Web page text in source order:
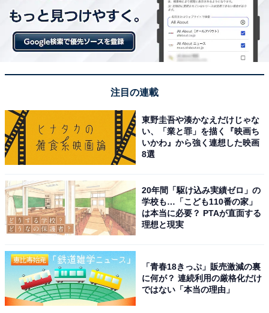
注目の連載
東野圭吾や湊かなえだけじゃな
い、「業と罪」を描く『映画ち
いかわ』から強く連想した映画
8選
20年間「駆け込み実績ゼロ」の
学校も…「こども110番の家」
は本当に必要？ PTAが直面する
理想と現実
「青春18きっぷ」販売激減の裏
に何が？ 連続利用の厳格化だけ
ではない「本当の理由」